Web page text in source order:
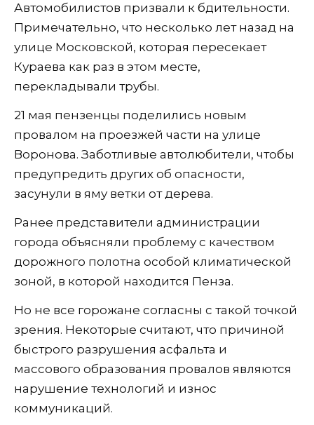
Автомобилистов призвали к бдительности.
Примечательно, что несколько лет назад на
улице Московской, которая пересекает
Кураева как раз в этом месте,
перекладывали трубы.
21 мая пензенцы поделились новым
провалом на проезжей части на улице
Воронова. Заботливые автолюбители, чтобы
предупредить других об опасности,
засунули в яму ветки от дерева.
Ранее представители администрации
города объясняли проблему с качеством
дорожного полотна особой климатической
зоной, в которой находится Пенза.
Но не все горожане согласны с такой точкой
зрения. Некоторые считают, что причиной
быстрого разрушения асфальта и
массового образования провалов являются
нарушение технологий и износ
коммуникаций.